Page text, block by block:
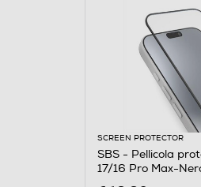
SCREEN PROTECTOR
SBS - Pellicola
17/16 Pro Max-